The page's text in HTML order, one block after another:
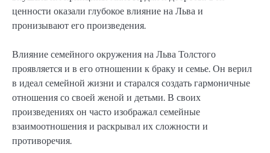
ценности оказали глубокое влияние на Льва и
пронизывают его произведения.
Влияние семейного окружения на Льва Толстого
проявляется и в его отношении к браку и семье. Он верил
в идеал семейной жизни и старался создать гармоничные
отношения со своей женой и детьми. В своих
произведениях он часто изображал семейные
взаимоотношения и раскрывал их сложности и
противоречия.